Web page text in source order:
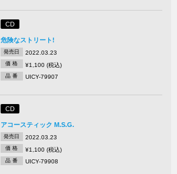
CD
危険なストリート!
発売日 2022.03.23
価 格 ¥1,100 (税込)
品 番 UICY-79907
CD
アコースティック M.S.G.
発売日 2022.03.23
価 格 ¥1,100 (税込)
品 番 UICY-79908